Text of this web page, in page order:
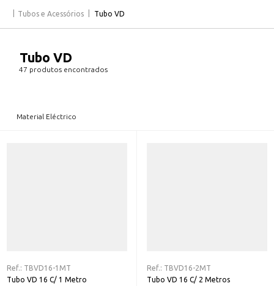
Tubos e Acessórios Tubo VD
Tubo VD
47 produtos encontrados
Material Eléctrico
Ref.: TBVD16-1MT
Tubo VD 16 C/ 1 Metro
Ref.: TBVD16-2MT
Tubo VD 16 C/ 2 Metros